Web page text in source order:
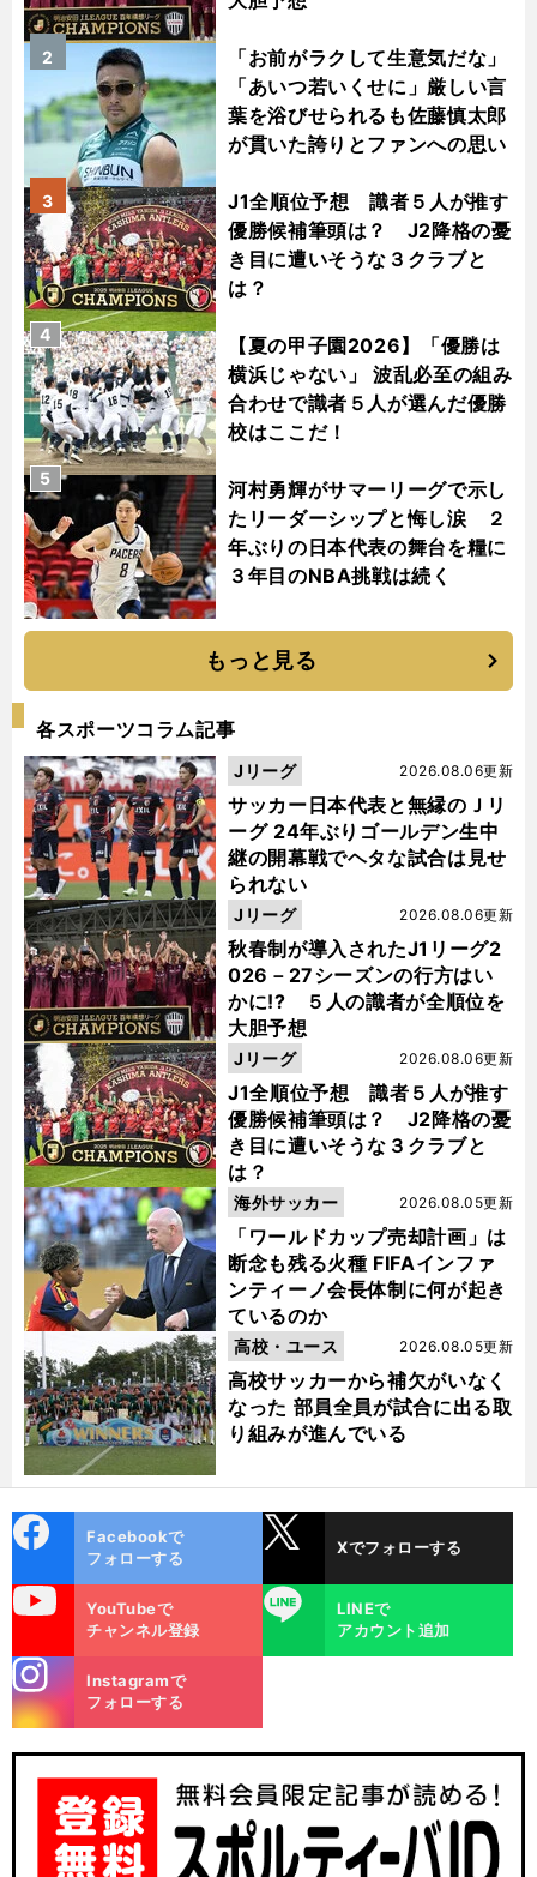
「お前がラクして生意気だな」
「あいつ若いくせに」厳しい言
葉を浴びせられるも佐藤慎太郎
が貫いた誇りとファンへの思い
2
J1全順位予想 識者５人が推す
優勝候補筆頭は？ J2降格の憂
き目に遭いそうな３クラブと
は？
3
【夏の甲子園2026】「優勝は
横浜じゃない」 波乱必至の組み
合わせで識者５人が選んだ優勝
校はここだ！
4
河村勇輝がサマーリーグで示し
たリーダーシップと悔し涙 ２
年ぶりの日本代表の舞台を糧に
３年目のNBA挑戦は続く
5
もっと見る
各スポーツコラム記事
サッカー日本代表と無縁のＪリ
ーグ 24年ぶりゴールデン生中
継の開幕戦でヘタな試合は見せ
られない
2026.08.06更新
Jリーグ
秋春制が導入されたJ1リーグ2
026－27シーズンの行方はい
かに!? ５人の識者が全順位を
大胆予想
2026.08.06更新
Jリーグ
J1全順位予想 識者５人が推す
優勝候補筆頭は？ J2降格の憂
き目に遭いそうな３クラブと
は？
2026.08.06更新
Jリーグ
「ワールドカップ売却計画」は
断念も残る火種 FIFAインファ
ンティーノ会長体制に何が起き
ているのか
2026.08.05更新
海外サッカー
高校サッカーから補欠がいなく
なった 部員全員が試合に出る取
り組みが進んでいる
2026.08.05更新
高校・ユース
ok
Facebookで
フォローする
Xでフォローする
YouTubeで
チャンネル登録
LINE
LINEで
アカウント追加
m
Instagramで
フォローする